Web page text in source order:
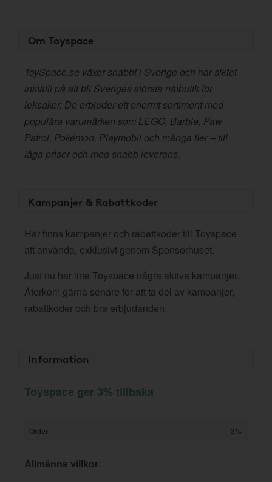
Om Toyspace
ToySpace.se växer snabbt i Sverige och har siktet
inställt på att bli Sveriges största nätbutik för
leksaker. De erbjuder ett enormt sortiment med
populära varumärken som LEGO, Barbie, Paw
Patrol, Pokémon, Playmobil och många fler – till
låga priser och med snabb leverans.
Kampanjer & Rabattkoder
Här finns kampanjer och rabattkoder till Toyspace
att använda, exklusivt genom Sponsorhuset.
Just nu har inte Toyspace några aktiva kampanjer.
Återkom gärna senare för att ta del av kampanjer,
rabattkoder och bra erbjudanden.
Information
Toyspace ger 3% tillbaka
Order 3%
Allmänna villkor: